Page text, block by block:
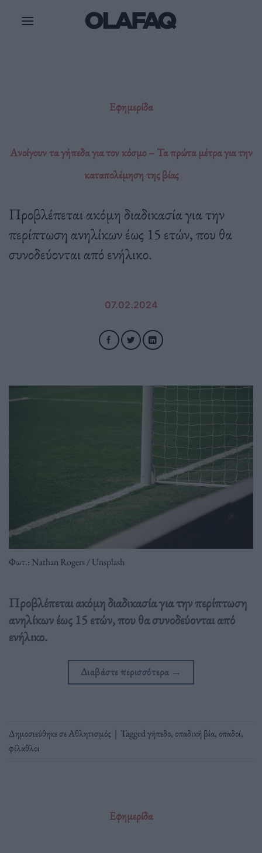
Εφημερίδα
Ανοίγουν τα γήπεδα για τον κόσμο – Τα πρώτα μέτρα για την
καταπολέμηση της βίας
Προβλέπεται ακόμη διαδικασία για την
περίπτωση ανηλίκων έως 15 ετών, που θα
συνοδεύονται από ενήλικο.
07.02.2024
Φωτ.: Nathan Rogers / Unsplash
Προβλέπεται ακόμη διαδικασία για την περίπτωση
ανηλίκων έως 15 ετών, που θα συνοδεύονται από
ενήλικο.
Διαβάστε περισσότερα →
Δημοσιεύθηκε σεΑθλητισμός | Taggedγήπεδο,οπαδική βία,οπαδοί,
φίλαθλοι
Εφημερίδα